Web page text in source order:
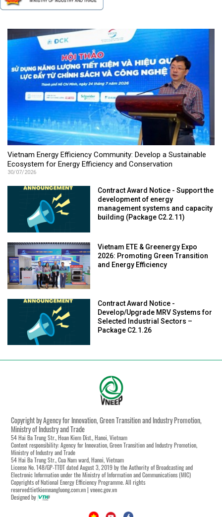
Vietnam Energy Efficiency Community: Develop a Sustainable
Ecosystem for Energy Efficiency and Conservation
30/07/2026
Contract Award Notice - Support the
development of energy
management systems and capacity
building (Package C2.2.11)
Vietnam ETE & Greenergy Expo
2026: Promoting Green Transition
and Energy Efficiency
Contract Award Notice -
Develop/Upgrade MRV Systems for
Selected Industrial Sectors –
Package C2.1.26
Copyright by Agency for Innovation, Green Transition and Industry Promotion,
Ministry of Industry and Trade
54 Hai Ba Trung Str., Hoan Kiem Dist., Hanoi, Vietnam
Content responsibility: Agency for Innovation, Green Transition and Industry Promotion,
Ministry of Industry and Trade
54 Hai Ba Trung Str., Cua Nam ward, Hanoi, Vietnam
License No. 148/GP-TTĐT dated August 3, 2019 by the Authority of Broadcasting and
Electronic Information under the Ministry of Information and Communications (MIC)
Copyrights of National Energy Efficiency Programme. All rights
reserved:tietkiemnangluong.com.vn | vneec.gov.vn
Designed by